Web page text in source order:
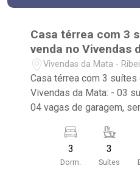
Casa térrea com 3
venda no Vivendas
Vivendas da Mata -
Casa térrea com 3 suítes
Vivendas da Mata: - 03
04 vagas de garagem,
TV; - Escritório; -
Serviço; - Quintal
Jardim; - Piscina com
3
Dorm.
3
Suítes